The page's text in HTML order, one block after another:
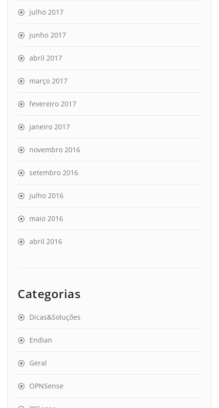
julho 2017
junho 2017
abril 2017
março 2017
fevereiro 2017
janeiro 2017
novembro 2016
setembro 2016
julho 2016
maio 2016
abril 2016
Categorias
Dicas&Soluções
Endian
Geral
OPNSense